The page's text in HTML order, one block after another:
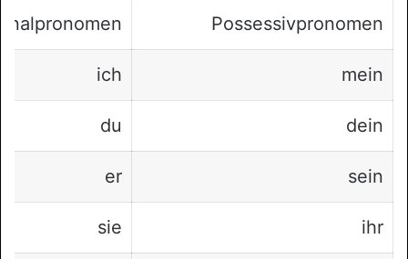
Possessivpronomen
mein
ich
dein
du
sein
er
ihr
sie